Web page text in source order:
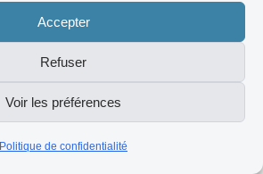
Accepter
Refuser
Voir les préférences
Politique de confidentialité